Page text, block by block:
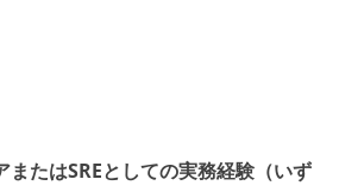
またはSREとしての実務経験（いず